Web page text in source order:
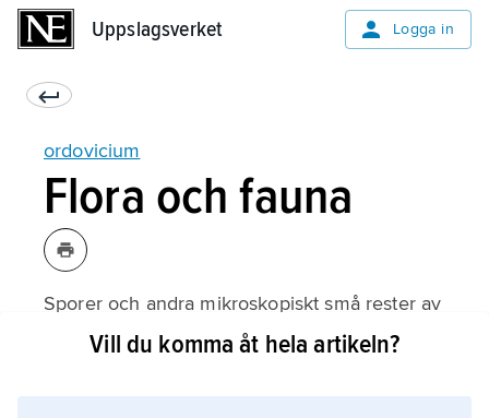
Uppslagsverket Logga in
ordovicium
Flora och fauna
Sporer och andra mikroskopiskt små rester av
marina alger är de viktigaste växtfossilen i
Vill du komma åt hela artikeln?